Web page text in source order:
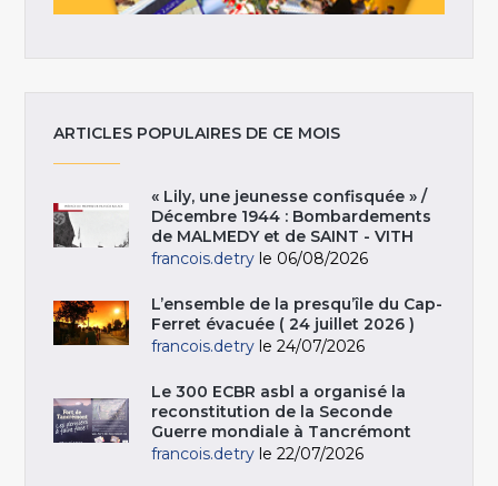
ARTICLES POPULAIRES DE CE MOIS
« Lily, une jeunesse confisquée » /
Décembre 1944 : Bombardements
de MALMEDY et de SAINT - VITH
francois.detry le 06/08/2026
L’ensemble de la presqu’île du Cap-
Ferret évacuée ( 24 juillet 2026 )
francois.detry le 24/07/2026
Le 300 ECBR asbl a organisé la
reconstitution de la Seconde
Guerre mondiale à Tancrémont
francois.detry le 22/07/2026